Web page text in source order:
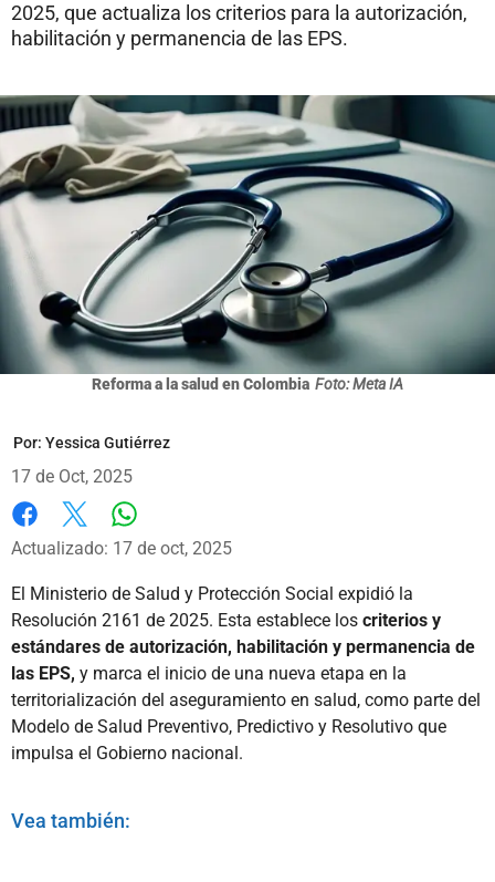
2025, que actualiza los criterios para la autorización,
habilitación y permanencia de las EPS.
Reforma a la salud en Colombia Foto: Meta IA
Por: Yessica Gutiérrez
17 de Oct, 2025
Facebook
X
Actualizado: 17 de oct, 2025
El Ministerio de Salud y Protección Social expidió la
Resolución 2161 de 2025. Esta establece los criterios y
estándares de autorización, habilitación y permanencia de
las EPS, y marca el inicio de una nueva etapa en la
territorialización del aseguramiento en salud, como parte del
Modelo de Salud Preventivo, Predictivo y Resolutivo que
impulsa el Gobierno nacional.
Vea también: